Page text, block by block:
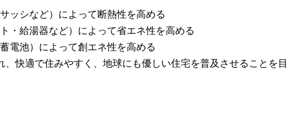
ッシなど）によって断熱性を高める
・給湯器など）によって省エネ性を高める
電池）によって創エネ性を高める
快適で住みやすく、地球にも優しい住宅を普及させることを目